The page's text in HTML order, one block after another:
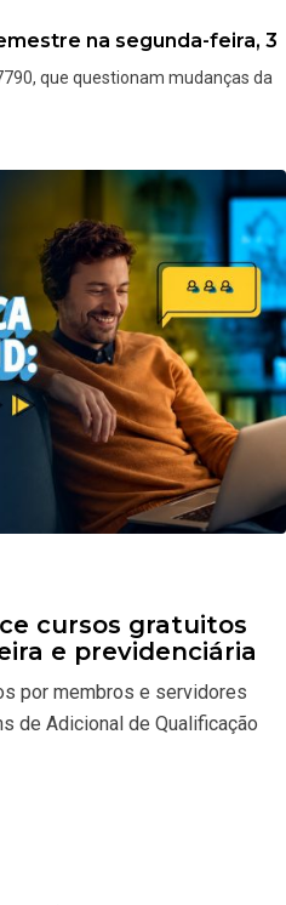
na segunda-feira, 3
que questionam mudanças da
cursos gratuitos
e previdenciária
por membros e servidores
de Adicional de Qualificação